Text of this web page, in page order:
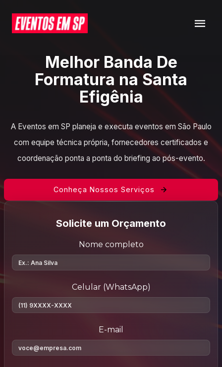
Melhor Banda De
Formatura na Santa
Efigênia
A Eventos em SP planeja e executa eventos em São Paulo
com equipe técnica própria, fornecedores certificados e
coordenação ponta a ponta do briefing ao pós-evento.
Conheça Nossos Serviços
Solicite um Orçamento
Nome completo
Celular (WhatsApp)
E-mail